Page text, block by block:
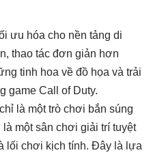
ưu hóa cho nền tảng di
thao tác đơn giản hơn
tinh hoa về đồ họa và trải
game Call of Duty.
là một trò chơi bắn súng
một sân chơi giải trí tuyệt
lối chơi kịch tính. Đây là lựa